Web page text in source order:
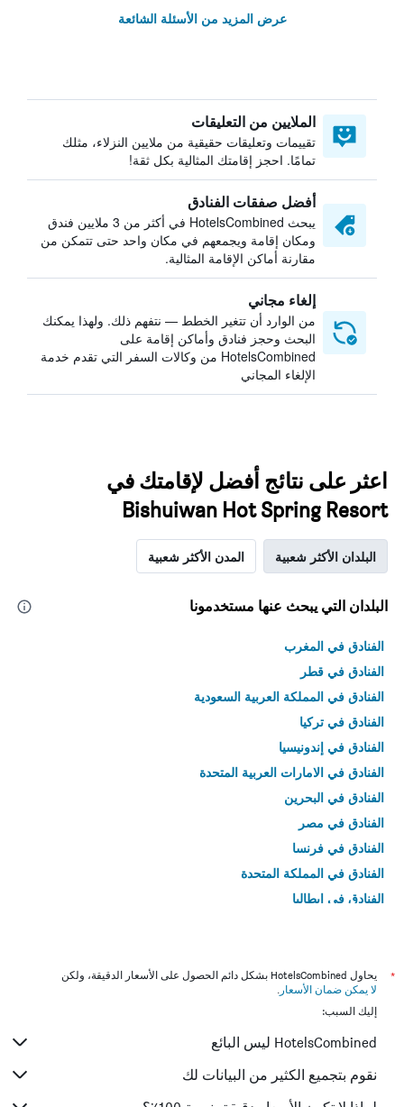
عرض المزيد من الأسئلة الشائعة
الملايين من التعليقات
تقييمات وتعليقات حقيقية من ملايين النزلاء، مثلك
تمامًا. احجز إقامتك المثالية بكل ثقة!
أفضل صفقات الفنادق
يبحث HotelsCombined في أكثر من 3 ملايين فندق
ومكان إقامة ويجمعهم في مكان واحد حتى تتمكن من
مقارنة أماكن الإقامة المثالية.
إلغاء مجاني
من الوارد أن تتغير الخطط — نتفهم ذلك. ولهذا يمكنك
البحث وحجز فنادق وأماكن إقامة على
HotelsCombined من وكالات السفر التي تقدم خدمة
الإلغاء المجاني
اعثر على نتائج أفضل لإقامتك في
Bishuiwan Hot Spring Resort
البلدان الأكثر شعبية المدن الأكثر شعبية
البلدان التي يبحث عنها مستخدمونا
الفنادق في المغرب
الفنادق في قطر
الفنادق في المملكة العربية السعودية
الفنادق في تركيا
الفنادق في إندونيسيا
الفنادق في الامارات العربية المتحدة
الفنادق في البحرين
الفنادق في مصر
الفنادق في فرنسا
الفنادق في المملكة المتحدة
الفنادق في إيطاليا
*
يحاول HotelsCombined بشكل دائم الحصول على الأسعار الدقيقة، ولكن
لا يمكن ضمان الأسعار .
إليك السبب:
HotelsCombined ليس البائع
نقوم بتجميع الكثير من البيانات لك